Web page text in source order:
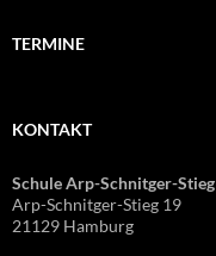
TERMINE
KONTAKT
Schule Arp-Schnitger-Stieg
Arp-Schnitger-Stieg 19
21129 Hamburg